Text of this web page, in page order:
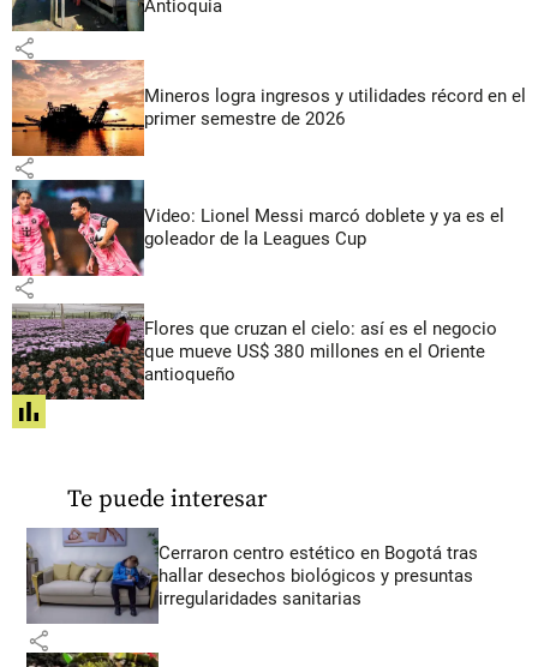
Antioquia
share
Mineros logra ingresos y utilidades récord en el
primer semestre de 2026
share
Video: Lionel Messi marcó doblete y ya es el
goleador de la Leagues Cup
share
Flores que cruzan el cielo: así es el negocio
que mueve US$ 380 millones en el Oriente
antioqueño
share
Te puede interesar
Cerraron centro estético en Bogotá tras
hallar desechos biológicos y presuntas
irregularidades sanitarias
share